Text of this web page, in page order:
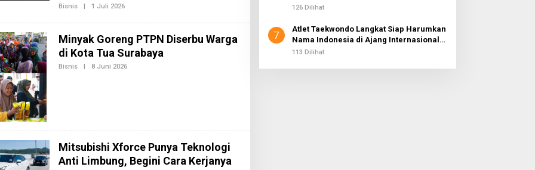
Bisnis 1 Juli 2026O
E
R
D
A
Minyak Goreng PTPN Diserbu Warga
di Kota Tua Surabaya
Bisnis 8 Juni 2026O
K
I
2
Mitsubishi Xforce Punya Teknologi
Anti Limbung, Begini Cara Kerjanya
Rapat Komisi II Dipimpin Sufmi Dasco
126 Dilihat
7
Atlet Taekwondo Langkat Siap Harumkan
Nama Indonesia di Ajang Internasional
G2 Asian
113 Dilihat